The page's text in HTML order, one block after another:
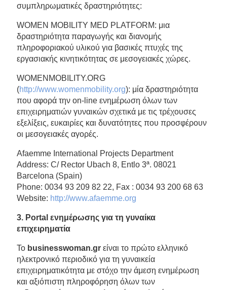
συμπληρωματικές δραστηριότητες:
WOMEN MOBILITY MED PLATFORM: μια
δραστηριότητα παραγωγής και διανομής
πληροφοριακού υλικού για βασικές πτυχές της
εργασιακής κινητικότητας σε μεσογειακές χώρες.
WOMENMOBILITY.ORG
(http://www.womenmobility.org): μία δραστηριότητα
που αφορά την on-line ενημέρωση όλων των
επιχειρηματιών γυναικών σχετικά με τις τρέχουσες
εξελίξεις, ευκαιρίες και δυνατότητες που προσφέρουν
οι μεσογειακές αγορές.
Afaemme International Projects Department
Address: C/ Rector Ubach 8, Entlo 3ª. 08021
Barcelona (Spain)
Phone: 0034 93 209 82 22, Fax : 0034 93 200 68 63
Website: http://www.afaemme.org
3. Portal ενημέρωσης για τη γυναίκα
επιχειρηματία
Το businesswoman.grείναι το πρώτο ελληνικό
ηλεκτρονικό περιοδικό για τη γυναικεία
επιχειρηματικότητα με στόχο την άμεση ενημέρωση
και αξιόπιστη πληροφόρηση όλων των